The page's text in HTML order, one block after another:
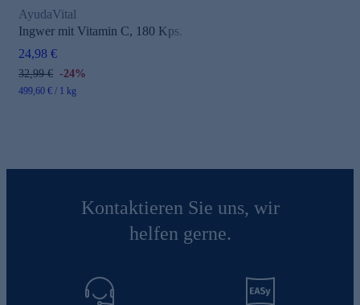
AyudaVital
Ingwer mit Vitamin C, 180 Kps.
24,98 €
32,99 € -24%
499,60 € / 1 kg
Kontaktieren Sie uns, wir
helfen gerne.